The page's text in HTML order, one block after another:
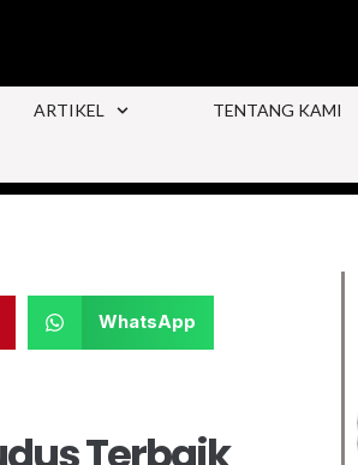
ARTIKEL TENTANG KAMI
WhatsApp